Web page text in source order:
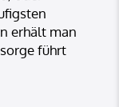
erhält man
führt